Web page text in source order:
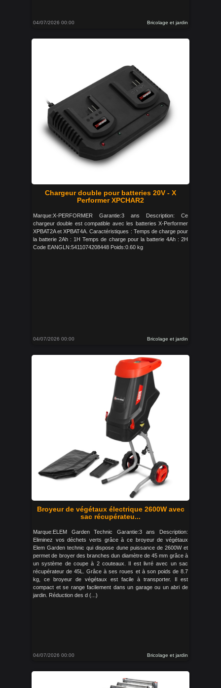
04/07/2026 00:00 Bricolage et jardin
Chargeur double pour batteries 20V - X
Performer XPCHAR2
Marque:X-PERFORMER Garantie:3 ans Description: Ce
chargeur double est compatible avec les batteries X-Performer
XPBAT2A et XPBAT4A. Caractéristiques : Temps de charge pour
la batterie 2Ah : 1H Temps de charge pour la batterie 4Ah : 2H
Code EANGLN:5411074208448 Poids:0.60 kg
04/07/2026 00:00 Bricolage et jardin
Broyeur de végétaux électrique 2600W avec
sac récupérateu...
Marque:ELEM Garden Technic Garantie:3 ans Description:
Eliminez vos déchets verts grâce à ce broyeur de végétaux
Elem Garden technic qui dispose dune puissance de 2600W et
permet de broyer des branches dun diamètre de 45 mm grâce à
un système de coupe à 2 couteaux. Il est livré avec un sac
récupérateur de 45L. Grâce à ses roues et à son poids de 8.7
kg, ce broyeur de végétaux est facile à transporter. Il est
compact et se range facilement dans un garage ou un abri de
jardin. Réduction des d (...)
04/07/2026 00:00 Bricolage et jardin